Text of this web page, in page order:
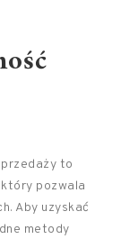
to
pozwala
Aby uzyskać
metody